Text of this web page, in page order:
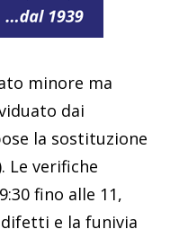
minore ma
dai
la sostituzione
Le verifiche
fino alle 11,
e la funivia